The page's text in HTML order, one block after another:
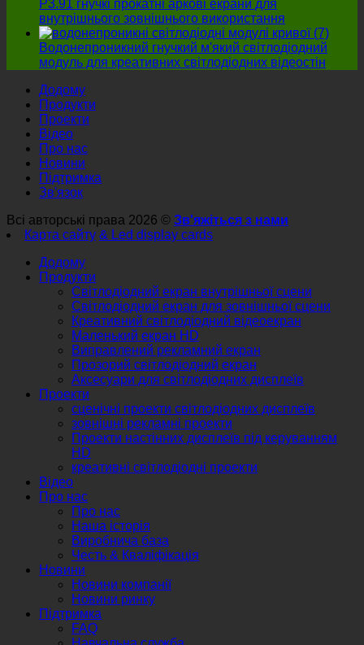
P3.91 гнучкі прокатні аркові екрани для
внутрішнього зовнішнього використання
Водонепроникний гнучкий м'який світлодіодний
модуль для креативних світлодіодних відеостін
Додому
Продукти
Проекти
Відео
Про нас
Новини
Підтримка
Зв'язок
Всі авторські права 2026 © Зв'яжіться з нами
Карта сайту & Led display cards
Додому
Продукти
Світлодіодний екран внутрішньої сцени
Світлодіодний екран для зовнішньої сцени
Креативний світлодіодний відеоекран
Маленький екран HD
Виправлений рекламний екран
Прозорий світлодіодний екран
Аксесуари для світлодіодних дисплеїв
Проекти
сценічні проекти світлодіодних дисплеїв
зовнішні рекламні проекти
Проекти настінних дисплеїв під керуванням
HD
креативні світлодіодні проекти
Відео
Про нас
Про нас
Наша історія
Виробнича база
Честь & Кваліфікація
Новини
Новини компанії
Новини ринку
Підтримка
FAQ